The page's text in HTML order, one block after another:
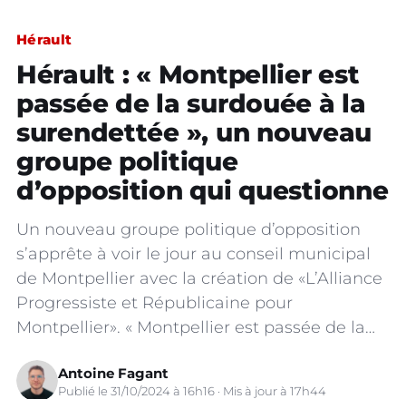
Hérault
Hérault : « Montpellier est
passée de la surdouée à la
surendettée », un nouveau
groupe politique
d’opposition qui questionne
Un nouveau groupe politique d’opposition
s’apprête à voir le jour au conseil municipal
de Montpellier avec la création de «L’Alliance
Progressiste et Républicaine pour
Montpellier». « Montpellier est passée de la…
Antoine Fagant
Publié le 31/10/2024 à 16h16 · Mis à jour à 17h44